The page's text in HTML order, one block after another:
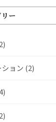
ー
ョン (2)